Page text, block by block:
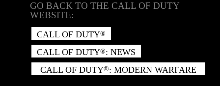
GO BACK TO THE CALL OF DUTY
WEBSITE:
CALL OF DUTY®
CALL OF DUTY®: NEWS
CALL OF DUTY®: MODERN WARFARE